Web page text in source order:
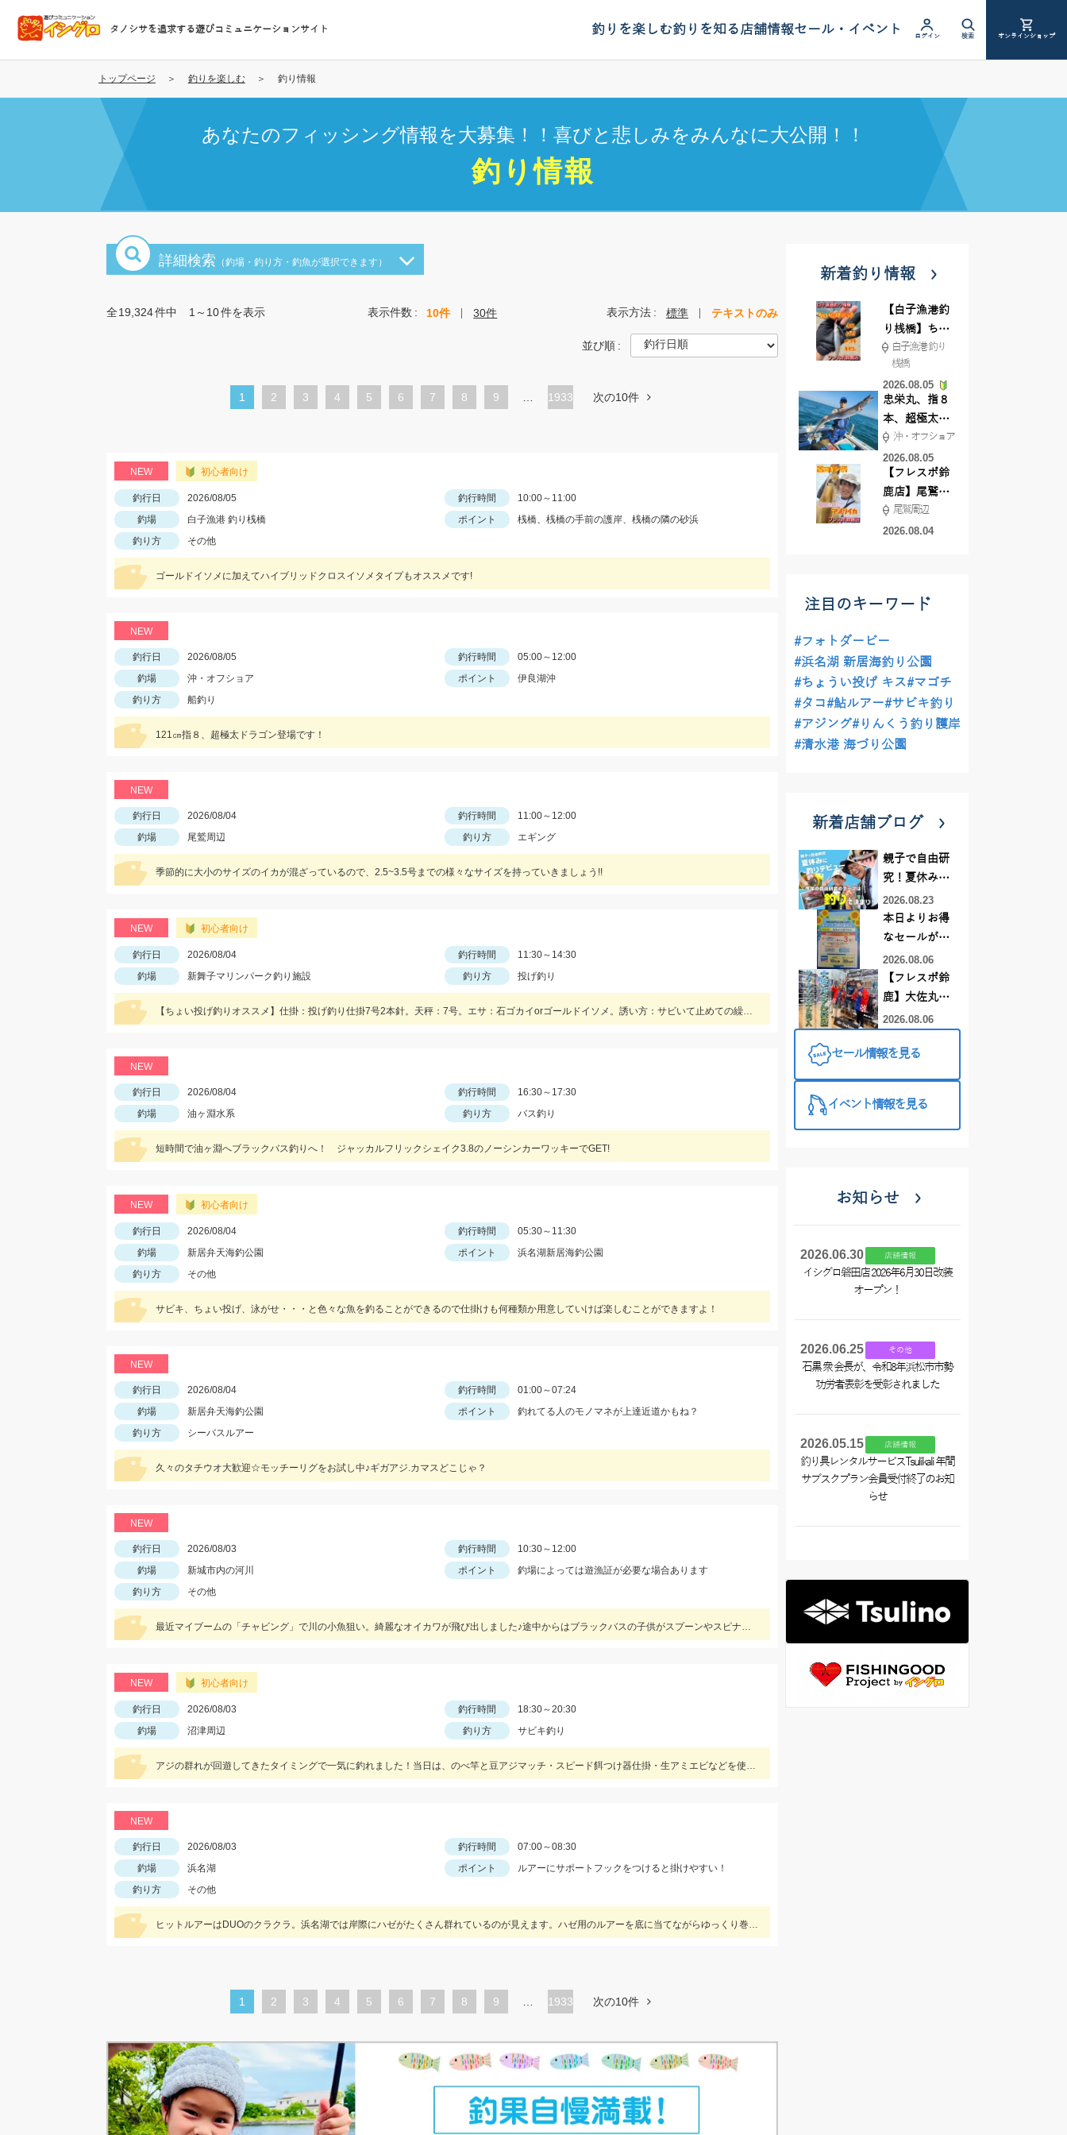
コ
テ
タノシサを追求する遊びコミュニケーションサイト 釣りを楽しむ釣りを知る店舗情報セール・イベント ログイン 検索 オンラインショップ
トップページ 釣りを楽しむ 釣り情報
あなたのフィッシング情報を大募集！！喜びと悲しみをみんなに大公開！！
釣り情報
詳細検索 （釣場・釣り方・釣魚が選択できます）
全19,324件中 1～10件を表示 表示件数 10件 30件 表示方法 標準 テキストのみ
並び順
カ
ト
ー
1
ペ
2
ペ
3
ペ
4
ペ
5
ペ
6
ペ
7
ペ
8
ペ
9 1933 次の10件
NEW 初心者向け
釣行日 2026/08/05 釣行時間
10:00～11:00
釣場
白子漁港 釣り桟橋 ポイント
桟橋、桟橋の手前の護岸、桟橋の隣の砂浜
釣り方
その他
ゴールドイソメに加えてハイブリッドクロスイソメタイプもオススメです!
NEW
釣行日 2026/08/05 釣行時間
05:00～12:00
釣場
沖・オフショア ポイント
伊良湖沖
釣り方
船釣り
121㎝指８、超極太ドラゴン登場です！
NEW
釣行日 2026/08/04 釣行時間
11:00～12:00
釣場
尾鷲周辺 釣り方 エギング
季節的に大小のサイズのイカが混ざっているので、2.5~3.5号までの様々なサイズを持っていきましょう!!
NEW 初心者向け
釣行日 2026/08/04 釣行時間
11:30～14:30
釣場
新舞子マリンパーク釣り施設 釣り方 投げ釣り
【ちょい投げ釣りオススメ】仕掛：投げ釣り仕掛7号2本針。天秤：7号。エサ：石ゴカイorゴールドイソメ。誘い方：サビいて止めての繰り返し。
NEW
釣行日 2026/08/04 釣行時間
16:30～17:30
釣場
油ヶ淵水系 釣り方 バス釣り
短時間で油ヶ淵へブラックバス釣りへ！ ジャッカルフリックシェイク3.8のノーシンカーワッキーでGET!
NEW 初心者向け
釣行日 2026/08/04 釣行時間
05:30～11:30
釣場
新居弁天海釣公園 ポイント
浜名湖新居海釣公園
釣り方
その他
サビキ、ちょい投げ、泳がせ・・・と色々な魚を釣ることができるので仕掛けも何種類か用意していけば楽しむことができますよ！
NEW
釣行日 2026/08/04 釣行時間
01:00～07:24
釣場
新居弁天海釣公園 ポイント
釣れてる人のモノマネが上達近道かもね？
釣り方
シーバスルアー
久々のタチウオ大歓迎☆モッチーリグをお試し中♪ギガアジ.カマスどこじゃ？
NEW
釣行日 2026/08/03 釣行時間
10:30～12:00
釣場
新城市内の河川 ポイント
釣場によっては遊漁証が必要な場合あります
釣り方
その他
最近マイブームの「チャビング」で川の小魚狙い。綺麗なオイカワが飛び出しました♪途中からはブラックバスの子供がスプーンやスピナーに連続ヒットしてきました。
NEW 初心者向け
釣行日 2026/08/03 釣行時間
18:30～20:30
釣場
沼津周辺 釣り方 サビキ釣り
アジの群れが回遊してきたタイミングで一気に釣れました！当日は、のべ竿と豆アジマッチ・スピード餌つけ器仕掛・生アミエビなどを使用しました。
NEW
釣行日 2026/08/03 釣行時間
07:00～08:30
釣場
浜名湖 ポイント
ルアーにサポートフックをつけると掛けやすい！
釣り方
その他
ヒットルアーはDUOのクラクラ。浜名湖では岸際にハゼがたくさん群れているのが見えます。ハゼ用のルアーを底に当てながらゆっくり巻くだけ！ハゼがたくさんアタックしてきて面白いです。
カ
ト
ペ
ー
1
ペ
2
ペ
ジ
3
ペ
ジ
4
ペ
5
ペ
6
ペ
7
ペ
8
ペ
9 1933 次の10件
新着釣り情報
【白子漁港釣
り桟橋】ちょ
い投げ釣りが
絶好調!キスや
ハゼが簡単に
釣れますよ💛
白子漁港 釣り
桟橋
2026.08.05
忠栄丸、指８
本、超極太ド
ラゴン登場！
沖・オフショア
2026.08.05
【フレスポ鈴
鹿店】尾鷲方
面にて夏イカ
エギング!!
尾鷲周辺
2026.08.04
注目のキーワード
#フォトダービー
#浜名湖 新居海釣り公園
#ちょうい投げ キス#マゴチ
#タコ#鮎ルアー#サビキ釣り
#アジング#りんくう釣り護岸
#清水港 海づり公園
新着店舗ブログ
親子で自由研
究！夏休みに
釣りデビュー
2026.08.23
本日よりお得
なセールがス
タート!!
2026.08.06
【フレスポ鈴
鹿】大佐丸様
来店☆サワラ
グ竿ツリノ購
2026.08.06
セール情報を見る
イベント情報を見る
お知らせ
2026.06.30 店舗情報
イシグロ磐田店 2026年6月30日改装
オープン！
2026.06.25 その他
石黒 衆 会長が、令和8年浜松市市勢
功労者表彰を受彰されました
2026.05.15 店舗情報
釣り具レンタルサービスTsulikali 年間
サブスクプラン会員受付終了のお知
らせ